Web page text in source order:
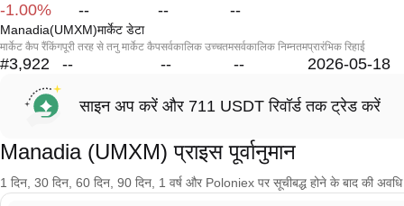
-1.00% -- -- --
Manadia(UMXM)मार्केट डेटा
मार्केट कैप रैंकिंग
#3,922
पूरी तरह से तनु मार्केट कैप
--
सर्वकालिक उच्चतम
--
सर्वकालिक निम्नतम
--
प्रारंभिक रिहाई
2026-05-18
साइन अप करें और 711 USDT रिवॉर्ड तक ट्रेड करें
Manadia (UMXM) प्राइस पूर्वानुमान
1 दिन, 30 दिन, 60 दिन, 90 दिन, 1 वर्ष और Poloniex पर सूचीबद्ध होने के बाद की